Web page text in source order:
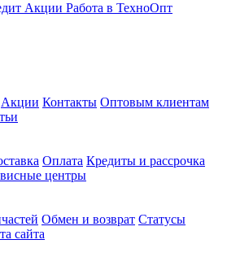
Акции Работа в ТехноОпт
Акции Контакты Оптовым клиентам
Оплата Кредиты и рассрочка
центры
Обмен и возврат Статусы
сайта